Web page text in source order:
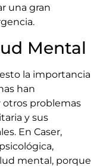
una gran
Mental
la importancia
han
otros problemas
y sus
En Caser,
mental, porque